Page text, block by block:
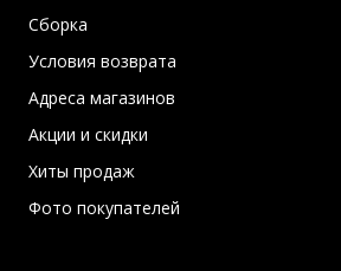
Сборка
Условия возврата
Адреса магазинов
Акции и скидки
Хиты продаж
Фото покупателей